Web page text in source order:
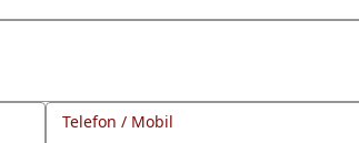
Telefon / Mobil